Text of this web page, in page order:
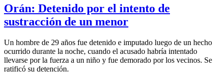
Orán: Detenido por el intento de
sustracción de un menor
Un hombre de 29 años fue detenido e imputado luego de un hecho
ocurrido durante la noche, cuando el acusado habría intentado
llevarse por la fuerza a un niño y fue demorado por los vecinos. Se
ratificó su detención.